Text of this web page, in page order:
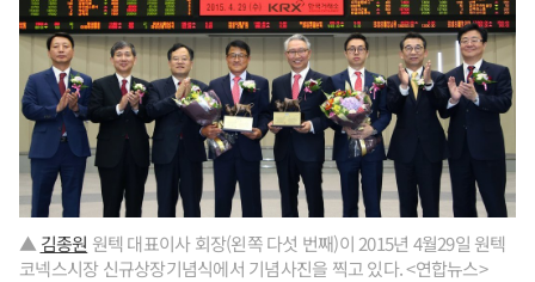
▲ 김종원 원텍 대표이사 회장(왼쪽 다섯 번째)이 2015년 4월29일 원텍
코넥스시장 신규상장기념식에서 기념사진을 찍고 있다. <연합뉴스>